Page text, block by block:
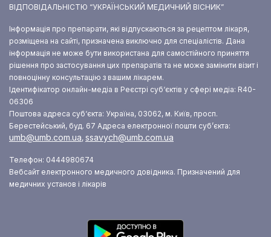
ВІДПОВІДАЛЬНІСТЮ “УКРАЇНСЬКИЙ МЕДИЧНИЙ ВІСНИК”
Інформація про препарати, які відпускаються за рецептом лікаря,
розміщена на сайті, призначена виключно для спеціалістів. Дана
інформація не може бути використана для самостійного приняття
рішення про застосування цих препаратів та не може замінити візит і
повноцінну консультацію з вашим лікарем.
Ідентифікатор онлайн-медіа в Реєстрі суб‘єктів у сфері медіа: R40-
06306
Поштова адреса суб‘єкта: Україна, 03062, м. Київ, просп.
Берестейський, буд. 67 Адреса електронної пошти суб’єкта:
umb@umb.com.ua, ssavych@umb.com.ua
Телефон: 0444980674
Вебсайт електронного медичного довідника. Призначений для
медичних установ і лікарів